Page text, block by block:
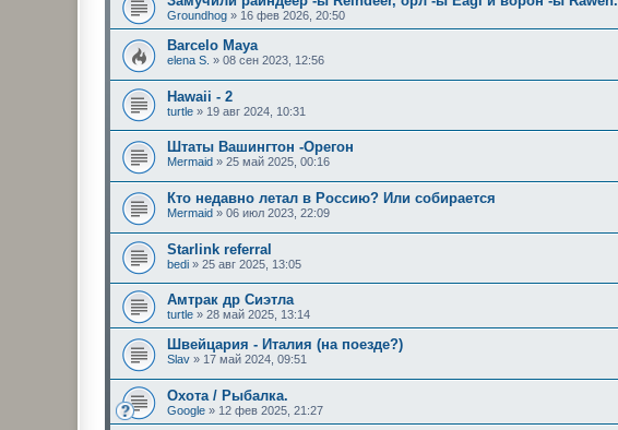
Groundhog » 16 фев 2026, 20:50
Barcelo Maya
elena S. » 08 сен 2023, 12:56
Hawaii - 2
turtle » 19 авг 2024, 10:31
Штаты Вашингтон -Орегон
Mermaid » 25 май 2025, 00:16
Кто недавно летал в Россию? Или собирается
Mermaid » 06 июл 2023, 22:09
Starlink referral
bedi » 25 авг 2025, 13:05
Амтрак др Сиэтла
turtle » 28 май 2025, 13:14
Швейцария - Италия (на поезде?)
Slav » 17 май 2024, 09:51
Охота / Рыбалка.
Google » 12 фев 2025, 21:27